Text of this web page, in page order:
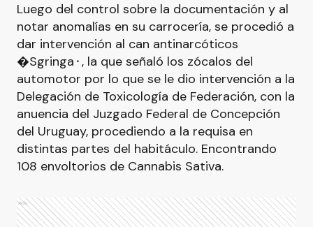
Luego del control sobre la documentación y al
notar anomalías en su carrocería, se procedió a
dar intervención al can antinarcóticos
�Sgringa⬝, la que señaló los zócalos del
automotor por lo que se le dio intervención a la
Delegación de Toxicología de Federación, con la
anuencia del Juzgado Federal de Concepción
del Uruguay, procediendo a la requisa en
distintas partes del habitáculo. Encontrando
108 envoltorios de Cannabis Sativa.
Ads